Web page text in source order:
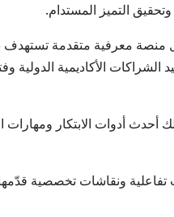
التميز المستدام.
منصة معرفية متقدمة تستهدف
الأكاديمية الدولية
أحدث أدوات الابتكار ومهارات
تفاعلية ونقاشات تخصصية